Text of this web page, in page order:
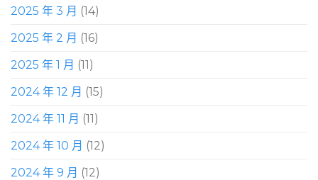
2025 年 3 月 (14)
2025 年 2 月 (16)
2025 年 1 月 (11)
2024 年 12 月 (15)
2024 年 11 月 (11)
2024 年 10 月 (12)
2024 年 9 月 (12)